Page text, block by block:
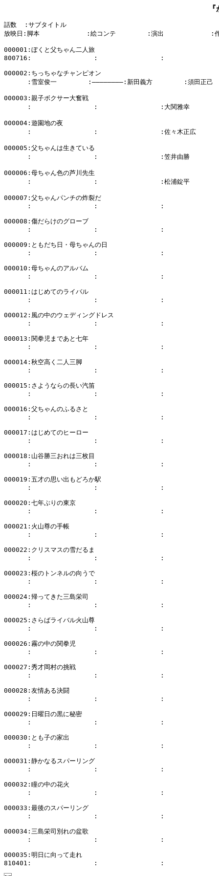
話数  :サブタイトル
放映日:脚本            :絵コンテ        :演出            :作
000001:ぼくと父ちゃん二人旅
800716:                :                :
000002:ちっちゃなチャンピオン
      :雪室俊一        :――――――――:新田義方        :須田正己
000003:親子ボクサー大奮戦
:                :                :大関雅幸
000004:遊園地の夜
:                :                :佐々木正広
000005:父ちゃんは生きている
:                :                :笠井由勝
000006:母ちゃん色の芦川先生
:                :                :松浦錠平
000007:父ちゃんパンチの炸裂だ
:                :                :
000008:傷だらけのグローブ
:                :                :
000009:ともだち日・母ちゃんの日
:                :                :
000010:母ちゃんのアルバム
:                :                :
000011:はじめてのライバル
:                :                :
000012:風の中のウェディングドレス
:                :                :
000013:関拳児まであと七年
:                :                :
000014:秋空高く二人三脚
:                :                :
000015:さようならの長い汽笛
:                :                :
000016:父ちゃんのふるさと
:                :                :
000017:はじめてのヒーロー
:                :                :
000018:山谷勝三おれは三枚目
:                :                :
000019:五才の思い出もどろか駅
:                :                :
000020:七年ぶりの東京
:                :                :
000021:火山尊の手帳
:                :                :
000022:クリスマスの雪だるま
:                :                :
000023:桜のトンネルの向うで
:                :                :
000024:帰ってきた三島栄司
:                :                :
000025:さらばライバル火山尊
:                :                :
000026:霧の中の関拳児
:                :                :
000027:秀才岡村の挑戦
:                :                :
000028:友情ある決闘
:                :                :
000029:日曜日の黒に秘密
:                :                :
000030:とも子の家出
:                :                :
000031:静かなるスパーリング
:                :                :
000032:瞳の中の花火
:                :                :
000033:最後のスパーリング
:                :                :
000034:三島栄司別れの盆歌
:                :                :
000035:明日に向って走れ